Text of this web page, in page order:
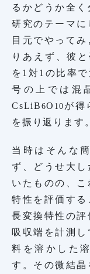
るかどうか全
研究のテーマ
目元でやって
りあえず、彼
を1対1の比率
号の上では混
CsLiB 6O 10 が得
を振り返ります。
当時はそんな
ず、どうせ大
いたものの、こ
特性を評価す
長変換特性の
吸収端を計測
料を溶かした
す。その微結